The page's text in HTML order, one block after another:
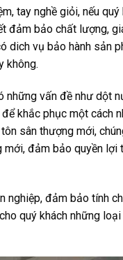
tay nghề giỏi, nếu quý
đảm bảo chất lượng,
dich vụ bảo hành sản
không.
những vấn đề như dột
khắc phục một cách
sân thượng mới,
mới, đảm bảo quyền lợi
nghiệp, đảm bảo tính
quý khách những